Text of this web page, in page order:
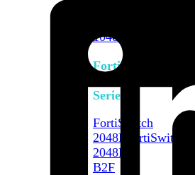
1048G
FortiSwitch
Series
FortiSwitch
2048F
FortiSwitch
2048F-
B2F